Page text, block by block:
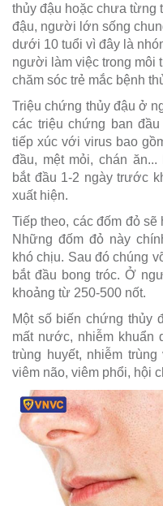
thủy đậu hoặc chưa từng
đậu, người lớn sống
dưới 10 tuổi vì đây là
người làm việc trong môi
chăm sóc trẻ mắc bệnh
Triệu chứng thủy đậu ở
các triệu chứng ban
tiếp xúc với virus bao
đầu, mệt mỏi, chán
bắt đầu 1-2 ngày trước
xuất hiện.
Tiếp theo, các đốm đỏ
Những đốm đỏ này
khó chịu. Sau đó chúng
bắt đầu bong tróc. Ở
khoảng từ 250-500 nốt.
Một số biến chứng thủy
mất nước, nhiễm khuẩn
trùng huyết, nhiễm
viêm não, viêm phổi, hội